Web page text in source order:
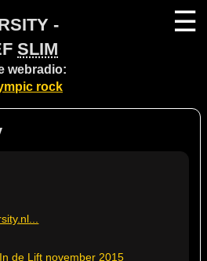
-
SLIM
webradio:
rock
☰
de Lift november 2015